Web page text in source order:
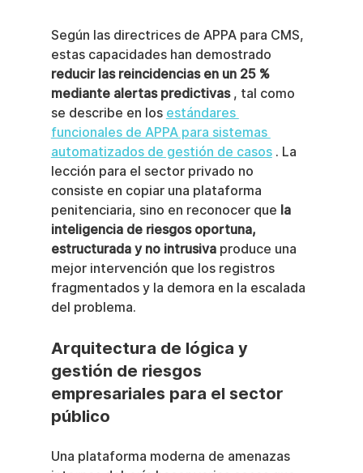
Según las directrices de APPA para CMS,
estas capacidades han demostrado
reducir las reincidencias en un 25 %
mediante alertas predictivas , tal como
se describe en los estándares
funcionales de APPA para sistemas
automatizados de gestión de casos . La
lección para el sector privado no
consiste en copiar una plataforma
penitenciaria, sino en reconocer que la
inteligencia de riesgos oportuna,
estructurada y no intrusiva produce una
mejor intervención que los registros
fragmentados y la demora en la escalada
del problema.
Arquitectura de lógica y
gestión de riesgos
empresariales para el sector
público
Una plataforma moderna de amenazas